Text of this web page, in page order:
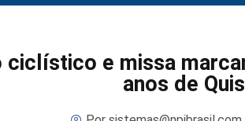
ciclístico e missa
anos de